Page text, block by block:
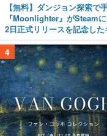
【無料】ダンジョン探索
『Moonlighter』がSteam
2日正式リリースを記念し
4